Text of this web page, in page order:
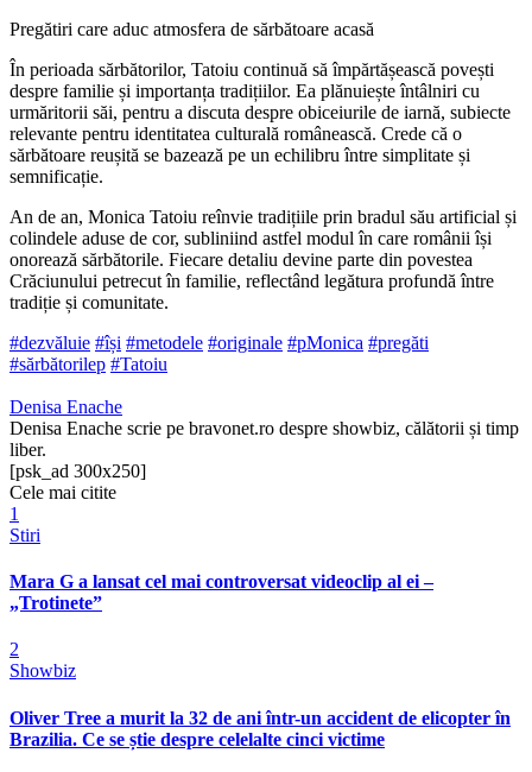
Pregătiri care aduc atmosfera de sărbătoare acasă
În perioada sărbătorilor, Tatoiu continuă să împărtășească povești
despre familie și importanța tradițiilor. Ea plănuiește întâlniri cu
urmăritorii săi, pentru a discuta despre obiceiurile de iarnă, subiecte
relevante pentru identitatea culturală românească. Crede că o
sărbătoare reușită se bazează pe un echilibru între simplitate și
semnificație.
An de an, Monica Tatoiu reînvie tradițiile prin bradul său artificial și
colindele aduse de cor, subliniind astfel modul în care românii își
onorează sărbătorile. Fiecare detaliu devine parte din povestea
Crăciunului petrecut în familie, reflectând legătura profundă între
tradiție și comunitate.
#dezvăluie #își #metodele #originale #pMonica #pregăti
#sărbătorilep #Tatoiu
Denisa Enache
Denisa Enache scrie pe bravonet.ro despre showbiz, călătorii și timp
liber.
[psk_ad 300x250]
Cele mai citite
1
Stiri
Mara G a lansat cel mai controversat videoclip al ei –
„Trotinete”
2
Showbiz
Oliver Tree a murit la 32 de ani într-un accident de elicopter în
Brazilia. Ce se știe despre celelalte cinci victime